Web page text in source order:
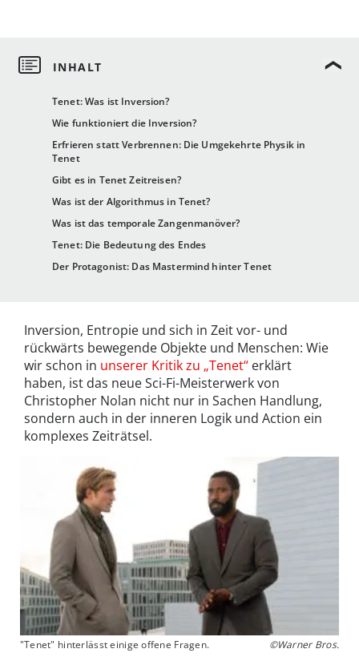
Tenet: Was ist Inversion?
Wie funktioniert die Inversion?
Erfrieren statt Verbrennen: Die Umgekehrte Physik in
Tenet
Gibt es in Tenet Zeitreisen?
Was ist der Algorithmus in Tenet?
Was ist das temporale Zangenmanöver?
Tenet: Die Bedeutung des Endes
Der Protagonist: Das Mastermind hinter Tenet
Inversion, Entropie und sich in Zeit vor- und
rückwärts bewegende Objekte und Menschen: Wie
wir schon in unserer Kritik zu „Tenet“ erklärt
haben, ist das neue Sci-Fi-Meisterwerk von
Christopher Nolan nicht nur in Sachen Handlung,
sondern auch in der inneren Logik und Action ein
komplexes Zeiträtsel.
"Tenet" hinterlässt einige offene Fragen. ©Warner Bros.